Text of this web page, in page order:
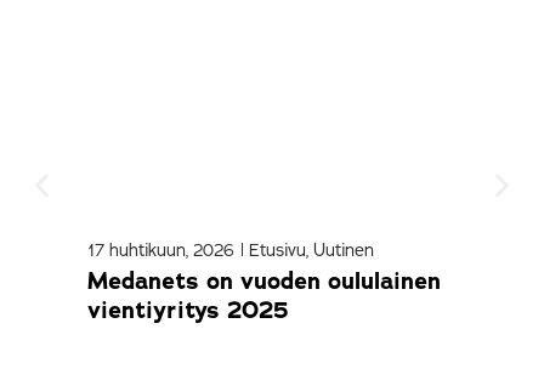
17 huhtikuun, 2026 | Etusivu,Uutinen
Medanets on vuoden oululainen
vientiyritys 2025